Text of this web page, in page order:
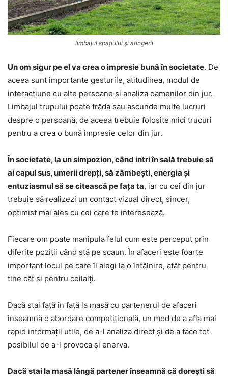
limbajul spațiului și atingerii
Un om sigur pe el va crea o impresie bună în societate. De
aceea sunt importante gesturile, atitudinea, modul de
interacțiune cu alte persoane și analiza oamenilor din jur.
Limbajul trupului poate trăda sau ascunde multe lucruri
despre o persoană, de aceea trebuie folosite mici trucuri
pentru a crea o bună impresie celor din jur.
În societate, la un simpozion, când intri în sală trebuie să
ai capul sus, umerii drepți, să zâmbești, energia și
entuziasmul să se citească pe fața ta, iar cu cei din jur
trebuie să realizezi un contact vizual direct, sincer,
optimist mai ales cu cei care te interesează.
Fiecare om poate manipula felul cum este perceput prin
diferite poziții când stă pe scaun. În afaceri este foarte
important locul pe care îl alegi la o întâlnire, atât pentru
tine cât și pentru ceilalți.
Dacă stai față în față la masă cu partenerul de afaceri
înseamnă o abordare competițională, un mod de a afla mai
rapid informații utile, de a-l analiza direct și de a face tot
posibilul de a-l provoca și enerva.
Dacă stai la masă lângă partener înseamnă că dorești să